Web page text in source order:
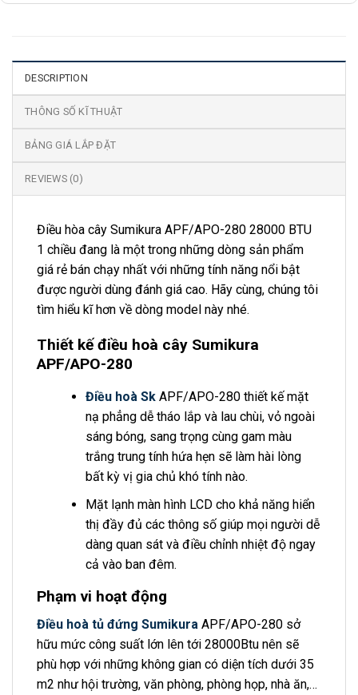
DESCRIPTION
THÔNG SỐ KĨ THUẬT
BẢNG GIÁ LẮP ĐẶT
REVIEWS (0)
Điều hòa cây Sumikura APF/APO-280 28000 BTU
1 chiều đang là một trong những dòng sản phẩm
giá rẻ bán chạy nhất với những tính năng nổi bật
được người dùng đánh giá cao. Hãy cùng, chúng tôi
tìm hiểu kĩ hơn về dòng model này nhé.
Thiết kế điều hoà cây Sumikura
APF/APO-280
Điều hoà SkAPF/APO-280 thiết kế mặt
nạ phẳng dễ tháo lắp và lau chùi, vỏ ngoài
sáng bóng, sang trọng cùng gam màu
trắng trung tính hứa hẹn sẽ làm hài lòng
bất kỳ vị gia chủ khó tính nào.
Mặt lạnh màn hình LCD cho khả năng hiển
thị đầy đủ các thông số giúp mọi người dễ
dàng quan sát và điều chỉnh nhiệt độ ngay
cả vào ban đêm.
Phạm vi hoạt động
Điều hoà tủ đứng Sumikura APF/APO-280 sở
hữu mức công suất lớn lên tới 28000Btu nên sẽ
phù hợp với những không gian có diện tích dưới 35
m2 như hội trường, văn phòng, phòng họp, nhà ăn,…